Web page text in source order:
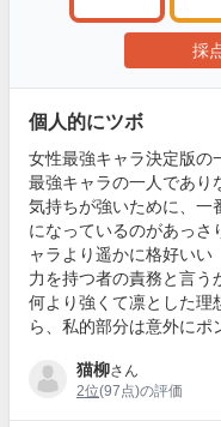
採
個人的にツボ
女性最強キャラ決定版の
最強キャラの一人であり
気持ちが強いために、一
になっているのがあっさ
ャラより遥かに格好いい
力を持つ者の責務と言う
何より強くて凛とした理
ら、私的部分は意外にポ
猫柳さん
2位(97点)の評価